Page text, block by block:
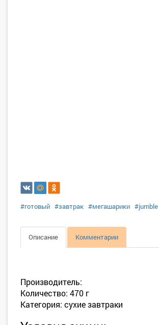
#готовый #завтрак #мегашарики #jumble
Описание Комментарии
Производитель:
Количество: 470 г
Категория: сухие завтраки